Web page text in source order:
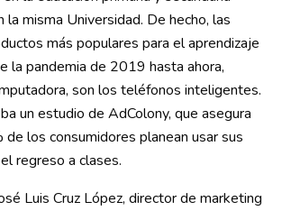
la misma Universidad. De hecho, las
más populares para el aprendizaje
la pandemia de 2019 hasta ahora,
son los teléfonos inteligentes.
un estudio de AdColony, que asegura
los consumidores planean usar sus
regreso a clases.
Luis Cruz López, directorde marketing